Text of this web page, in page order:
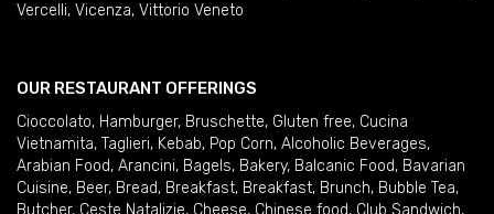
Vercelli, Vicenza, Vittorio Veneto
OUR RESTAURANT OFFERINGS
Cioccolato, Hamburger, Bruschette, Gluten free, Cucina
Vietnamita, Taglieri, Kebab, Pop Corn, Alcoholic Beverages,
Arabian Food, Arancini, Bagels, Bakery, Balcanic Food, Bavarian
Cuisine, Beer, Bread, Breakfast, Breakfast, Brunch, Bubble Tea,
Butcher, Ceste Natalizie, Cheese, Chinese food, Club Sandwich,